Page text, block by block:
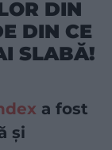
DIN
DIN CE
SLABĂ!
a fost
și